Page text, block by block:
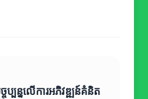
ប្បន្នលើការអភិវឌ្ឍន៍គំនិត